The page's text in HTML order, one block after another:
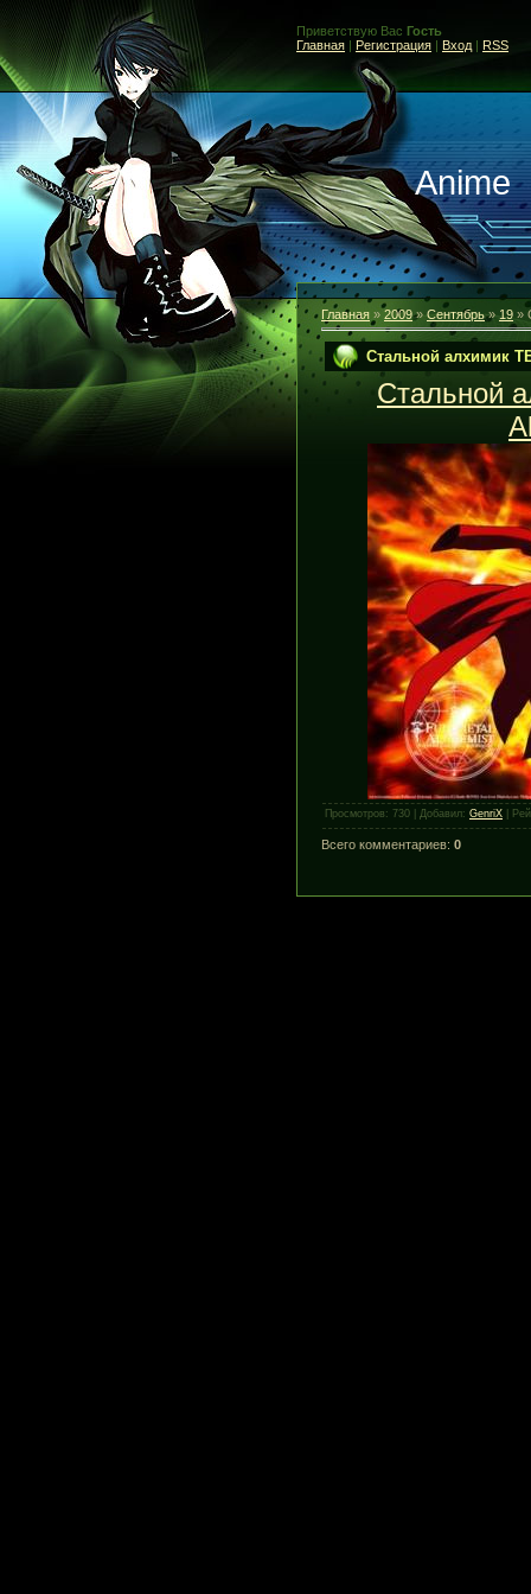
Приветствую Вас Гость
Главная | Регистрация | Вход | RSS
Anime
Главная » 2009 » Сентябрь » 19 »
Стальной алхимик
Стальной
Просмотров: 730 Добавил: GenriX
Всего комментариев: 0